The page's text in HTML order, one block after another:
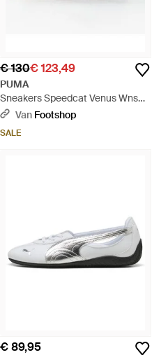
€ 130€ 123,49
PUMA
Sneakers Speedcat Venus Wns
Eur - Bruin
Van Footshop
SALE
€ 89,95